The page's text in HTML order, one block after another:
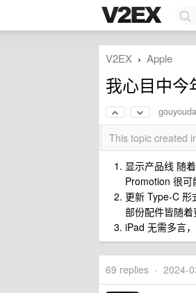
V2EX › Apple
我心目中今
This topic created
显示产品线 随
Promotion 很可
更新 Type-C
部份配件皆随
iPad 无需多言
69 replies • 2024-